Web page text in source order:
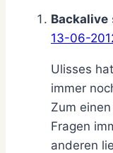
Backalive
13-06-
Ulisses
immer
Zum
Fragen
anderen